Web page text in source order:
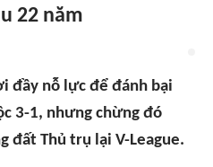
22 năm
đầy nỗ lực để đánh bại
3-1, nhưng chừng đó
đất Thủ trụ lại V-League.